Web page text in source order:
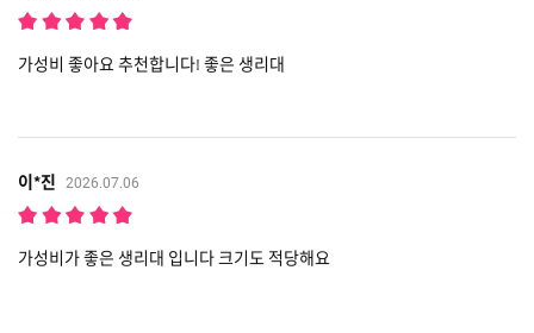
가성비 좋아요 추천합니다! 좋은 생리대
이*진 2026.07.06
가성비가 좋은 생리대 입니다 크기도 적당해요